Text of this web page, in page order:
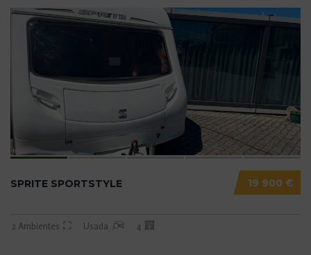
19 900 €
SPRITE SPORTSTYLE
2 Ambientes Usada 4